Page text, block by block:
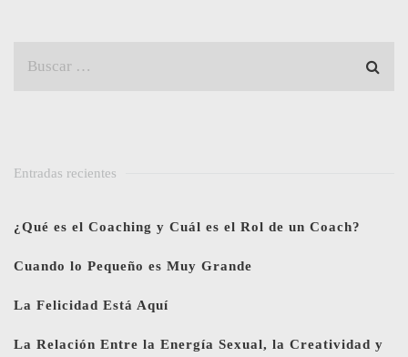
Entradas recientes
¿Qué es el Coaching y Cuál es el Rol de un Coach?
Cuando lo Pequeño es Muy Grande
La Felicidad Está Aquí
La Relación Entre la Energía Sexual, la Creatividad y